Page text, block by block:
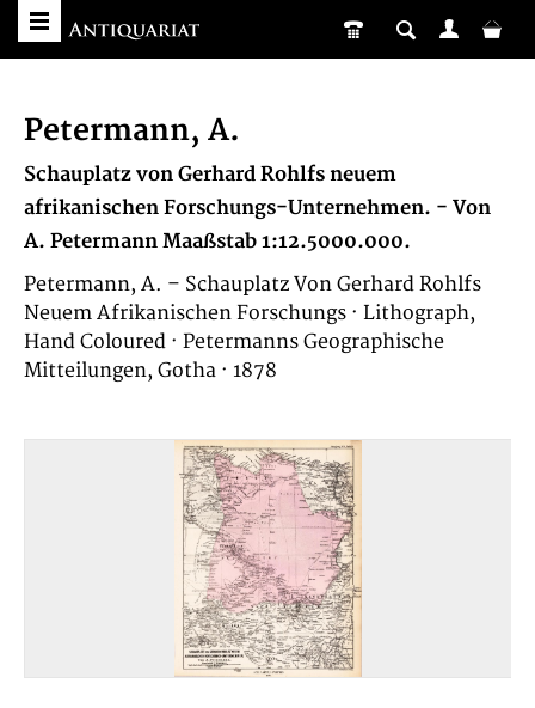
Petermann, A.
Schauplatz von Gerhard Rohlfs neuem
afrikanischen Forschungs-Unternehmen. - Von
A. Petermann Maaßstab 1:12.5000.000.
Petermann, A. – Schauplatz Von Gerhard Rohlfs
Neuem Afrikanischen Forschungs · Lithograph,
Hand Coloured · Petermanns Geographische
Mitteilungen, Gotha · 1878